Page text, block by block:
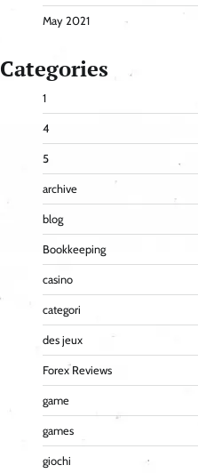
May 2021
Categories
1
4
5
archive
blog
Bookkeeping
casino
categori
des jeux
Forex Reviews
game
games
giochi